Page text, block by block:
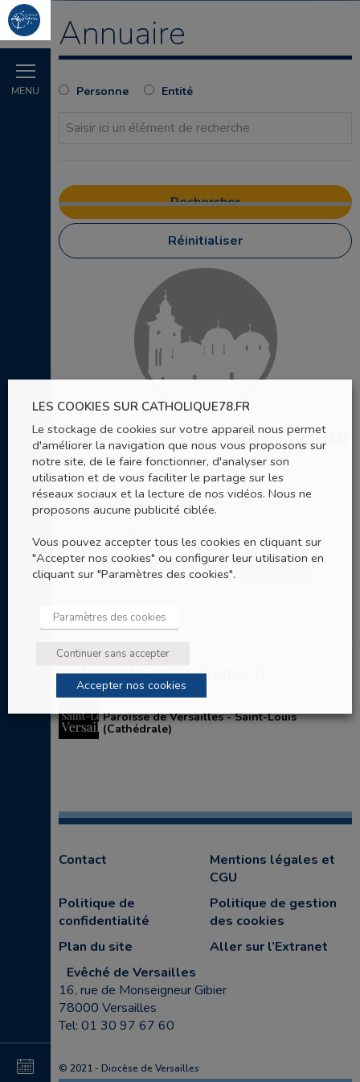
MENU
au
Annuaire
Personne Entité
Réinitialiser
Servantes du Sacré-Coeur
de Jésus
Communauté de la maison de retraite Saint-Louis
24 bis rue du Maréchal Joffre
Versailles - 78000
ENVOYER UN EMAIL
Entités de rattachement
Paroisse de Versailles - Saint-Louis
(Cathédrale)
Contact
Mentions légales et
CGU
Politique de
confidentialité
Politique de gestion
des cookies
Plan du site
Aller sur l’Extranet
Evêché de Versailles
16, rue de Monseigneur Gibier
78000 Versailles
Tel: 01 30 97 67 60
© 2021 - Diocèse de Versailles
LES COOKIES SUR CATHOLIQUE78.FR
Le stockage de cookies sur votre appareil nous permet
d'améliorer la navigation que nous vous proposons sur
notre site, de le faire fonctionner, d'analyser son
utilisation et de vous faciliter le partage sur les
réseaux sociaux et la lecture de nos vidéos. Nous ne
proposons aucune publicité ciblée.
Vous pouvez accepter tous les cookies en cliquant sur
"Accepter nos cookies" ou configurer leur utilisation en
cliquant sur "Paramètres des cookies".
Paramètres des cookies
Continuer sans accepter
Accepter nos cookies